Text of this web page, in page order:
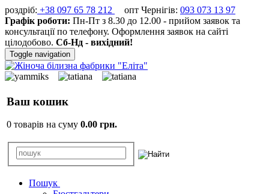
роздріб: +38 097 65 78 212 опт Чернігів: 093 073 13 97
Графік роботи: Пн-Пт з 8.30 до 12.00 - прийом заявок та
консультації по телефону. Оформлення заявок на сайті
цілодобово. Сб-Нд - вихідний!
Toggle navigation
Ваш кошик
0 товарів на суму 0.00 грн.
Пошук